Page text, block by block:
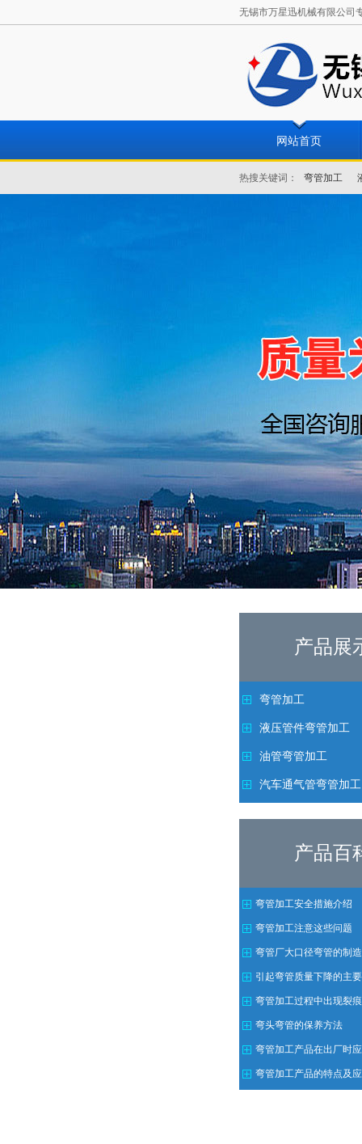
无锡市万星迅机械有限公司
网站首页
热搜关键词： 弯管加工
产品展
弯管加工
液压管件弯管加工
油管弯管加工
汽车通气管弯管加工
产品百
弯管加工安全措施介绍
弯管加工注意这些问题
弯管厂大口径弯管的制
引起弯管质量下降的主
注意方法
弯管加工过程中出现裂
弯头弯管的保养方法
弯管加工产品在出厂时
需求
弯管加工产品的特点及